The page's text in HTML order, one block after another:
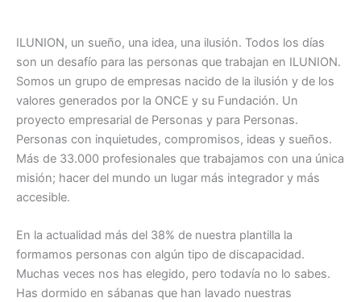
ILUNION, un sueño, una idea, una ilusión. Todos los días
son un desafío para las personas que trabajan en ILUNION.
Somos un grupo de empresas nacido de la ilusión y de los
valores generados por la ONCE y su Fundación. Un
proyecto empresarial de Personas y para Personas.
Personas con inquietudes, compromisos, ideas y sueños.
Más de 33.000 profesionales que trabajamos con una única
misión; hacer del mundo un lugar más integrador y más
accesible.
En la actualidad más del 38% de nuestra plantilla la
formamos personas con algún tipo de discapacidad.
Muchas veces nos has elegido, pero todavía no lo sabes.
Has dormido en sábanas que han lavado nuestras